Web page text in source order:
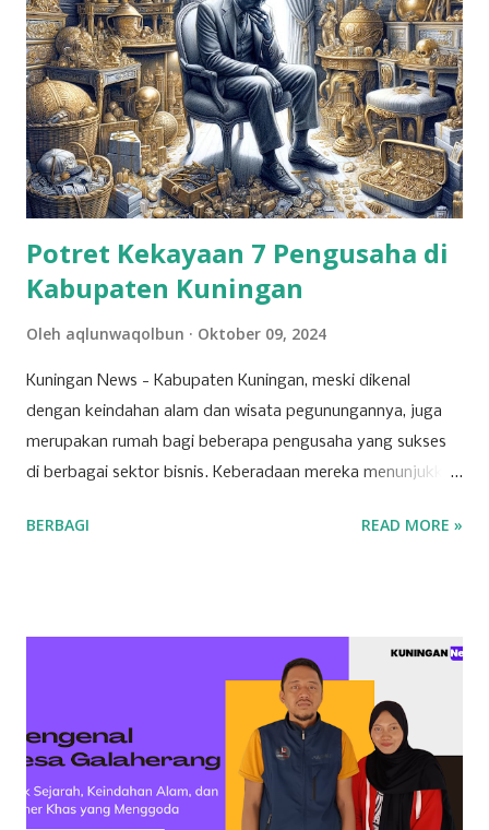
Potret Kekayaan 7 Pengusaha di
Kabupaten Kuningan
Oleh aqlunwaqolbun Oktober 09, 2024
Kuningan News - Kabupaten Kuningan, meski dikenal
dengan keindahan alam dan wisata pegunungannya, juga
merupakan rumah bagi beberapa pengusaha yang sukses
di berbagai sektor bisnis. Keberadaan mereka menunjukkan
berkembang pesat, dipicu oleh inovasi dan ketekunan para
sehari-hari. Para pengusaha yang sukses di sektor ini
berhasil mengelola jaringan ritel yang luas dan berkontribusi
signifikan terhadap roda perekonomian daerah.
Keberhasilan mereka tak lepas dari strategi bisnis yang
tepat dan kemampuan menyesuaikan diri dengan
kebutuhan pasar yang dinamis. Selain ritel, sektor properti
BERBAGI READ MORE »